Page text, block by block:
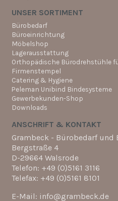
UNSER SORTIMENT
Bürobedarf
Büroeinrichtung
Möbelshop
Lagerausstattung
Orthopädische Bürodrehstühle
Firmenstempel
Catering & Hygiene
Peleman Unibind Bindesysteme
Gewerbekunden-Shop
Downloads
ANSCHRIFT & KONTAKT
Grambeck - Bürobedarf und
Bergstraße 4
D-29664 Walsrode
Telefon: +49 (0)5161 3116
Telefax: +49 (0)5161 8101
E-Mail: info@grambeck.de